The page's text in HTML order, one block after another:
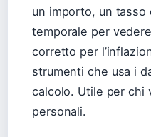
un importo, un tasso
temporale per
corretto per
strumenti che usa i
calcolo. Utile per chi
personali.